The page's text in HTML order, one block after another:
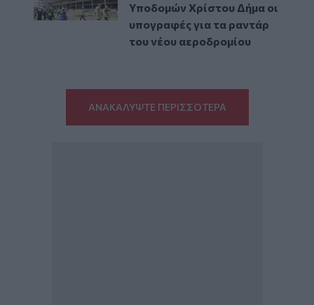
Υποδομών Χρίστου Δήμα οι
υπογραφές για τα ραντάρ
του νέου αεροδρομίου
ΑΝΑΚΑΛΥΨΤΕ ΠΕΡΙΣΣΟΤΕΡΑ